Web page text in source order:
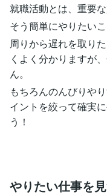
就職活動とは、重要
そう簡単にやりたい
周りから遅れを取り
くよく分かりますが
ん。
もちろんのんびりや
イントを絞って確実
う！
やりたい仕事を